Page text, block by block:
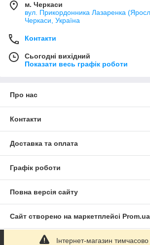
м. Черкаси
вул. Прикордонника Лазаренка
Черкаси, Україна
Контакти
Сьогодні вихідний
Показати весь графік роботи
Про нас
Контакти
Доставка та оплата
Графік роботи
Повна версія сайту
Сайт створено на маркетплейсі Prom.ua
Політика конфіденційності
Інтернет-магазин